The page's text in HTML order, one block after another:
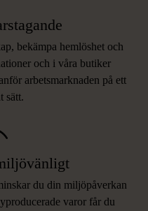
bekämpa hemlöshet och
och i våra butiker
arbetsmarknaden på ett
sätt.
du din miljöpåverkan
varor får du